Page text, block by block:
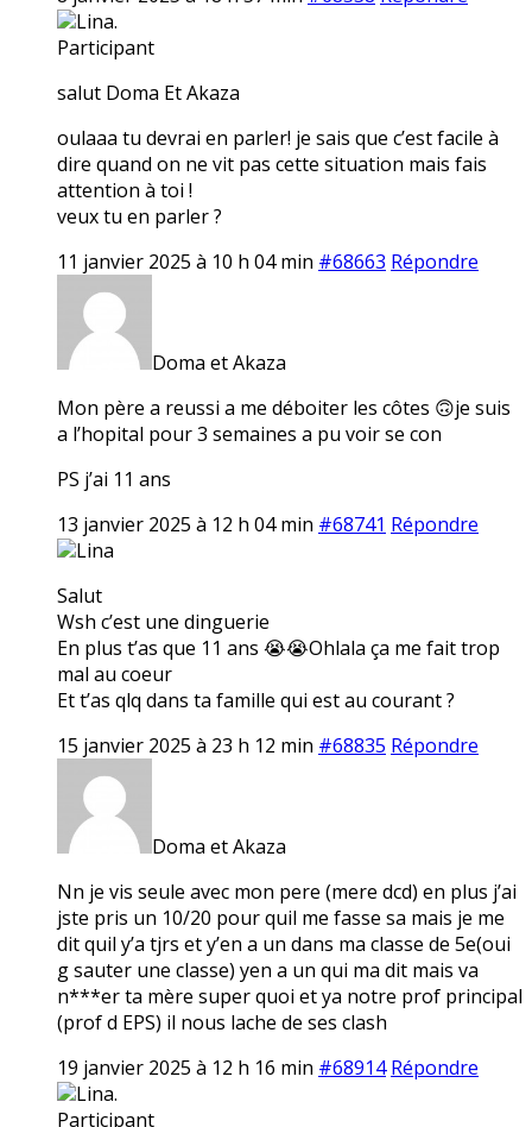
Lina.
Participant
salut Doma Et Akaza
oulaaa tu devrai en parler! je sais que c’est facile à
dire quand on ne vit pas cette situation mais fais
attention à toi !
veux tu en parler ?
11 janvier 2025 à 10 h 04 min #68663 Répondre
Doma et Akaza
Mon père a reussi a me déboiter les côtes 🙃je suis
a l’hopital pour 3 semaines a pu voir se con
PS j’ai 11 ans
13 janvier 2025 à 12 h 04 min #68741 Répondre
Lina
Salut
Wsh c’est une dinguerie
En plus t’as que 11 ans 😭😭Ohlala ça me fait trop
mal au coeur
Et t’as qlq dans ta famille qui est au courant ?
15 janvier 2025 à 23 h 12 min #68835 Répondre
Doma et Akaza
Nn je vis seule avec mon pere (mere dcd) en plus j’ai
jste pris un 10/20 pour quil me fasse sa mais je me
dit quil y’a tjrs et y’en a un dans ma classe de 5e(oui
g sauter une classe) yen a un qui ma dit mais va
n***er ta mère super quoi et ya notre prof principal
(prof d EPS) il nous lache de ses clash
19 janvier 2025 à 12 h 16 min #68914 Répondre
Lina.
Participant